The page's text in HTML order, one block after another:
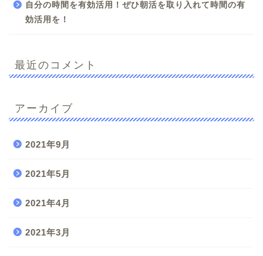
自分の時間を有効活用！ぜひ朝活を取り入れて時間の有
効活用を！
最近のコメント
アーカイブ
2021年9月
2021年5月
2021年4月
2021年3月